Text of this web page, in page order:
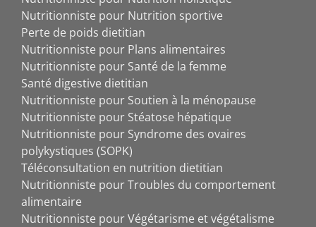
Nutritionniste pour Nutrition sportive
Perte de poids dietitian
Nutritionniste pour Plans alimentaires
Nutritionniste pour Santé de la femme
Santé digestive dietitian
Nutritionniste pour Soutien à la ménopause
Nutritionniste pour Stéatose hépatique
Nutritionniste pour Syndrome des ovaires
polykystiques (SOPK)
Téléconsultation en nutrition dietitian
Nutritionniste pour Troubles du comportement
alimentaire
Nutritionniste pour Végétarisme et végétalisme